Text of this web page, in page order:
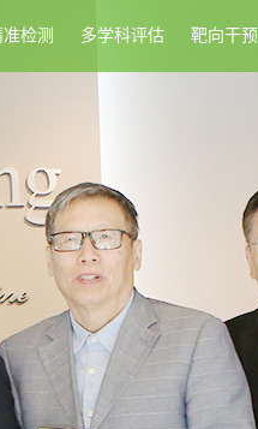
检测 多学科评估 靶向干预